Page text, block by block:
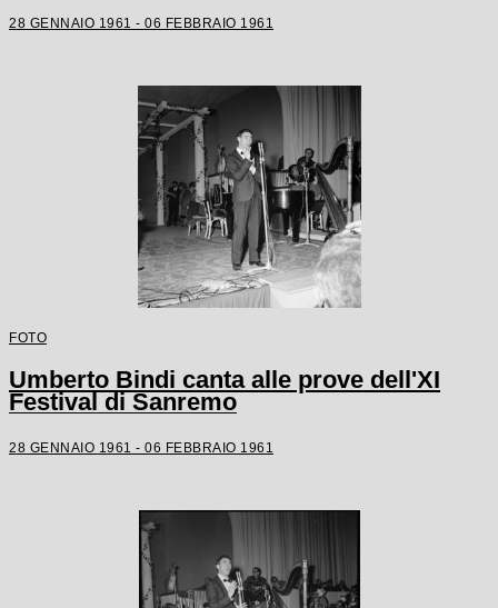
28 GENNAIO 1961 - 06 FEBBRAIO 1961
FOTO
Umberto Bindi canta alle prove dell'XI
Festival di Sanremo
28 GENNAIO 1961 - 06 FEBBRAIO 1961